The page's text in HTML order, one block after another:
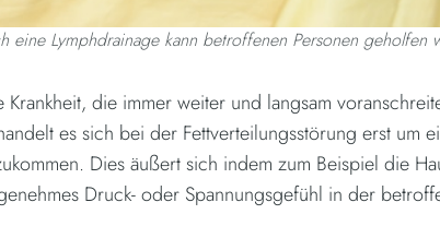
eine Lymphdrainage kann betroffenen Personen geholfen
die immer weiter und langsam
es sich bei der Fettverteilungsstörung erst um
Dies äußert sich indem zum Beispiel die
Druck- oder Spannungsgefühl in der